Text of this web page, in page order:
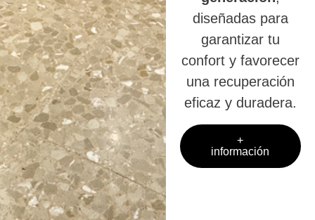
diseñadas para
garantizar tu
confort y favorecer
una recuperación
eficaz y duradera.
+
información